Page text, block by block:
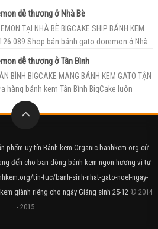
dễ thương ở Nhà Bè
TẠI NHÀ BÈ BIGCAKE SHIP BÁNH KEM
Shop bán bánh gato doremon ở Nhà
dễ thương ở Tân Bình
BÌNH BIGCAKE MANG BÁNH KEM GATO TẬN
hàng bánh kem Tân Bình BigCake luôn
phẩm uy tín Bánh kem Organic banhkem.org cử
đến cho bạn dòng bánh kem ngon hương vị tự
tin-tuc/banh-sinh-nhat-gato-noel-ngay-
giành riêng cho ngày Giáng sinh 25-12 © 2014
- 2015